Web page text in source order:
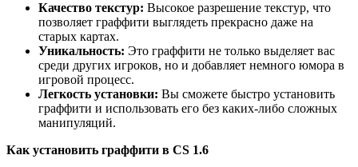
Качество текстур: Высокое разрешение текстур, что
позволяет граффити выглядеть прекрасно даже на
старых картах.
Уникальность: Это граффити не только выделяет вас
среди других игроков, но и добавляет немного юмора в
игровой процесс.
Легкость установки: Вы сможете быстро установить
граффити и использовать его без каких-либо сложных
манипуляций.
Как установить граффити в CS 1.6